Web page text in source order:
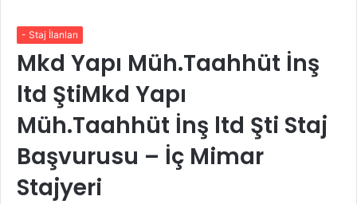
- Staj İlanları
Mkd Yapı Müh.Taahhüt İnş
ltd ŞtiMkd Yapı
Müh.Taahhüt İnş ltd Şti Staj
Başvurusu – İç Mimar
Stajyeri